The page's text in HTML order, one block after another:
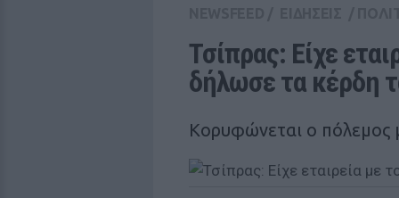
Τσίπρας: Είχε
δήλωσε τα κέρδη
Κορυφώνεται ο πόλεμος